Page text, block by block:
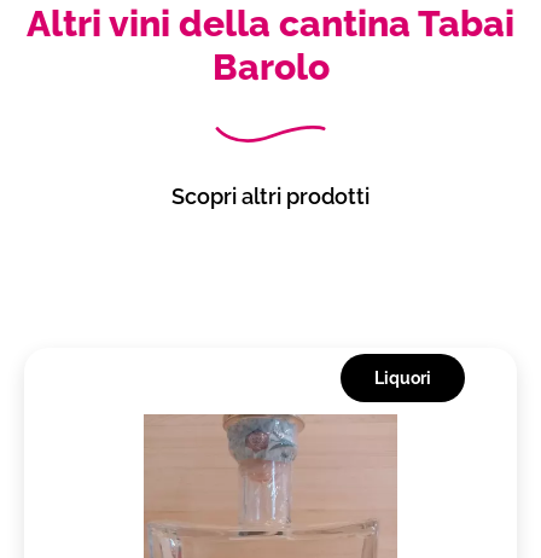
Altri vini della cantina Tabai
Barolo
Scopri altri prodotti
Liquori